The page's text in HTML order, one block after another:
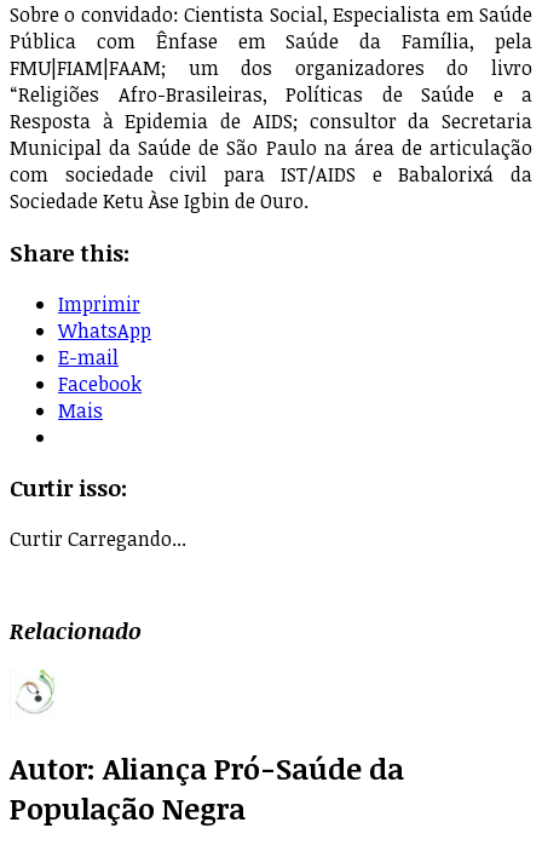
Sobre o convidado: Cientista Social, Especialista em Saúde
Pública com Ênfase em Saúde da Família, pela
FMU|FIAM|FAAM; um dos organizadores do livro
“Religiões Afro-Brasileiras, Políticas de Saúde e a
Resposta à Epidemia de AIDS; consultor da Secretaria
Municipal da Saúde de São Paulo na área de articulação
com sociedade civil para IST/AIDS e Babalorixá da
Sociedade Ketu Àse Igbin de Ouro.
Share this:
Imprimir
WhatsApp
E-mail
Facebook
Mais
Curtir isso:
CurtirCarregando...
Relacionado
Autor: Aliança Pró-Saúde da
População Negra